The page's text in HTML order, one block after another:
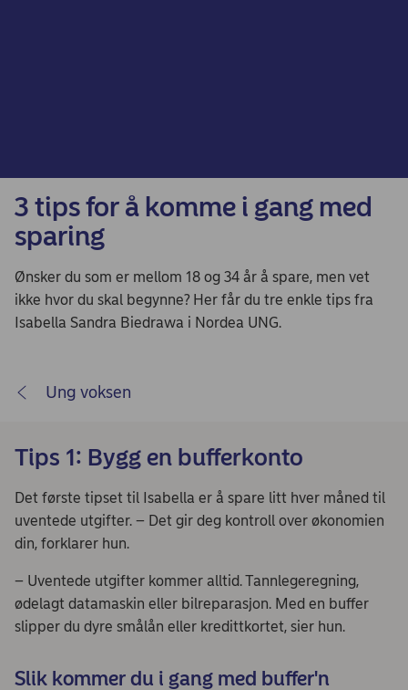
3 tips for å komme i gang med
sparing
Ønsker du som er mellom 18 og 34 år å spare, men vet
ikke hvor du skal begynne? Her får du tre enkle tips fra
Isabella Sandra Biedrawa i Nordea UNG.
Ung voksen
Tips 1: Bygg en bufferkonto
Det første tipset til Isabella er å spare litt hver måned til
uventede utgifter. – Det gir deg kontroll over økonomien
din, forklarer hun.
– Uventede utgifter kommer alltid. Tannlegeregning,
ødelagt datamaskin eller bilreparasjon. Med en buffer
slipper du dyre smålån eller kredittkortet, sier hun.
Slik kommer du i gang med buffer'n